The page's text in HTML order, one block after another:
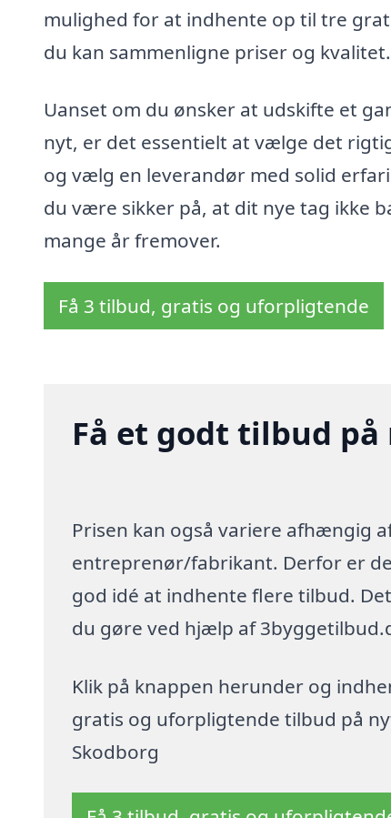
mulighed for at indhente op til tre
du kan sammenligne priser og kvalitet.
Uanset om du ønsker at udskifte et
nyt, er det essentielt at vælge det
og vælg en leverandør med solid
du være sikker på, at dit nye tag ikke
mange år fremover.
Få 3 tilbud, gratis og uforpligtende
Få et godt tilbud
Prisen kan også variere afhængig
entreprenør/fabrikant. Derfor er
god idé at indhente flere tilbud.
du gøre ved hjælp af
Klik på knappen herunder og
gratis og uforpligtende tilbud på
Skodborg